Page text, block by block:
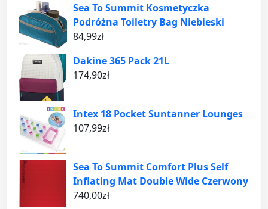
Sea To Summit Kosmetyczka
Podróżna Toiletry Bag Niebieski
84,99zł
Dakine 365 Pack 21L
174,90zł
Intex 18 Pocket Suntanner Lounges
107,99zł
Sea To Summit Comfort Plus Self
Inflating Mat Double Wide Czerwony
740,00zł